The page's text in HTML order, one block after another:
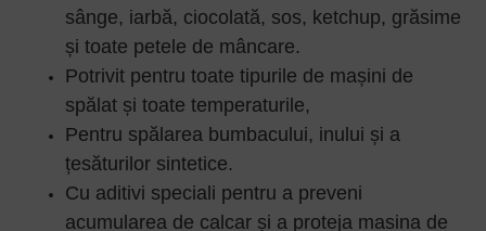
sânge, iarbă, ciocolată, sos, ketchup, grăsime
și toate petele de mâncare.
Potrivit pentru toate tipurile de mașini de
spălat și toate temperaturile,
Pentru spălarea bumbacului, inului și a
țesăturilor sintetice.
Cu aditivi speciali pentru a preveni
acumularea de calcar și a proteja masina de